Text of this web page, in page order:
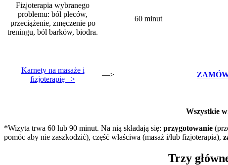
Fizjoterapia wybranego
problemu: ból pleców,
przeciążenie, zmęczenie po
treningu, ból barków, biodra.
60 minut
Karnety na masaże i
fizjoterapię –>
—>
Wszystkie
*Wizyta trwa 60 lub 90 minut. Na nią składają się: przygotowanie
pomóc aby nie zaszkodzić), część właściwa (masaż i/lub fizjoterapia),
Trzy